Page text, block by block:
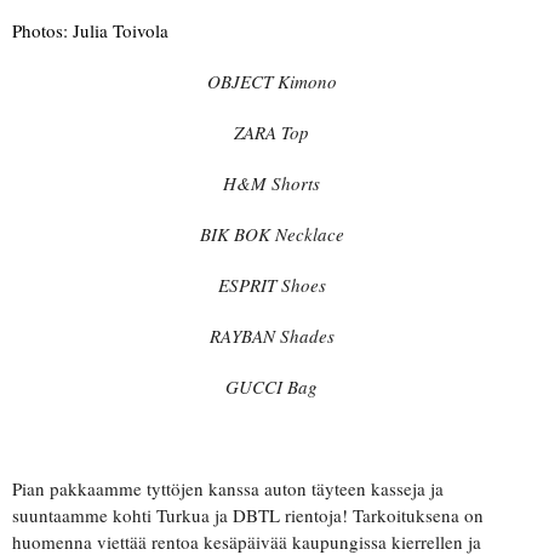
Photos: Julia Toivola
OBJECT Kimono
ZARA Top
H&M Shorts
BIK BOK Necklace
ESPRIT Shoes
RAYBAN Shades
GUCCI Bag
Pian pakkaamme tyttöjen kanssa auton täyteen kasseja ja
suuntaamme kohti Turkua ja DBTL rientoja! Tarkoituksena on
huomenna viettää rentoa kesäpäivää kaupungissa kierrellen ja